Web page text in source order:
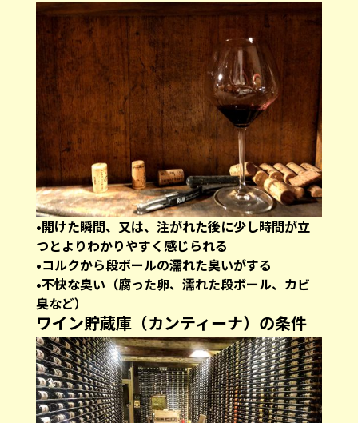
•開けた瞬間、又は、注がれた後に少し時間が立
つとよりわかりやすく感じられる
•コルクから段ボールの濡れた臭いがする
•不快な臭い（腐った卵、濡れた段ボール、カビ
臭など）
ワイン貯蔵庫（カンティーナ）の条件